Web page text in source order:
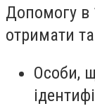
Допомогу в
отримати
Особи,